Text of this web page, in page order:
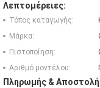
Λεπτομέρειες:
Τόπος καταγωγής:
Μάρκα:
Πιστοποίηση:
Αριθμό μοντέλου:
Πληρωμής &